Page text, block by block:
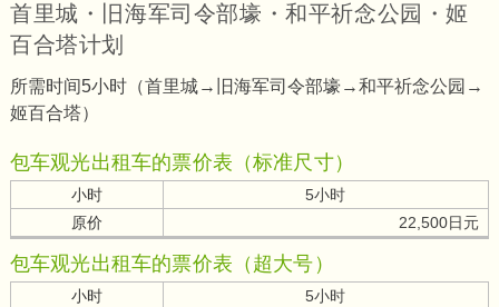
首里城・旧海军司令部壕・和平祈念公园・姬
百合塔计划
所需时间5小时（首里城→旧海军司令部壕→和平祈念公园→
姬百合塔）
包车观光出租车的票价表（标准尺寸）
小时
5小时
原价
22,500日元
包车观光出租车的票价表（超大号）
小时
5小时